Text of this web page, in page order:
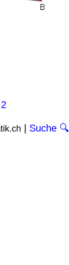
| Suche 🔍